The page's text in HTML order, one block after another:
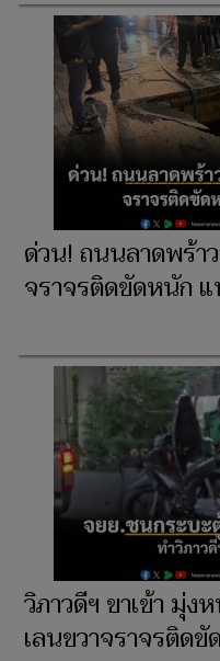
ด่วน! ถนนลาดพร้า
จราจรติดขัดหนัก แ
วิภาวดีฯ ขาเข้า มุ่
เลนขวาจราจรติด